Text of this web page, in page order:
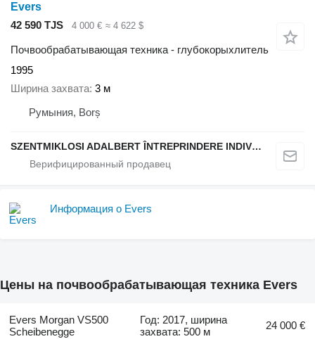
Evers
42 590 TJS
4 000 € ≈ 4 622 $
Почвообрабатывающая техника - глубокорыхлитель
1995
Ширина захвата 3 м
Румыния, Borș
SZENTMIKLOSI ADALBERT ÎNTREPRINDERE INDIVIDUALĂ
Информация о Evers
Цены на почвообрабатывающая техника Evers
Evers Morgan VS500
Scheibenegge
Год: 2017, ширина
захвата: 500 м
24 000 €